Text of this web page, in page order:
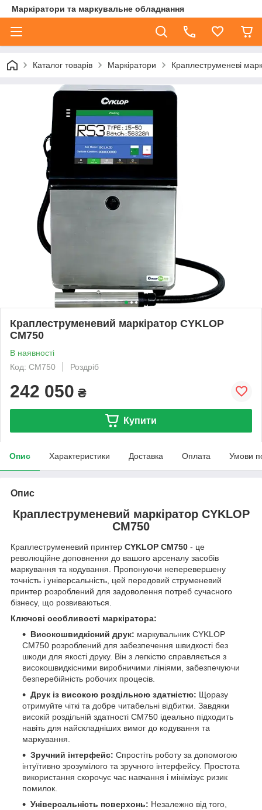
Маркіратори та маркувальне обладнання
Каталог товарів Маркіратори Краплеструменеві
Краплеструменевий маркіратор CYKLOP
CM750
В наявності
Код: CM750
Роздріб
242 050 ₴
Купити
Опис Характеристики Доставка Оплата Умови
Опис
Краплеструменевий маркіратор CYKLOP
CM750
Краплеструменевий принтер CYKLOP CM750 - це
революційне доповнення до вашого арсеналу засобів
маркування та кодування. Пропонуючи неперевершену
точність і універсальність, цей передовий струменевий
принтер розроблений для задоволення потреб сучасного
бізнесу, що розвиваються.
Ключові особливості маркіратора:
Високошвидкісний друк: маркувальник CYKLOP
CM750 розроблений для забезпечення швидкості без
шкоди для якості друку. Він з легкістю справляється з
високошвидкісними виробничими лініями, забезпечуючи
безперебійність робочих процесів.
Друк із високою роздільною здатністю: Щоразу
отримуйте чіткі та добре читабельні відбитки. Завдяки
високій роздільній здатності CM750 ідеально підходить
навіть для найскладніших вимог до кодування та
маркування.
Зручний інтерфейс: Спростіть роботу за допомогою
інтуїтивно зрозумілого та зручного інтерфейсу. Простота
використання скорочує час навчання і мінімізує ризик
помилок.
Універсальність поверхонь: Незалежно від того,